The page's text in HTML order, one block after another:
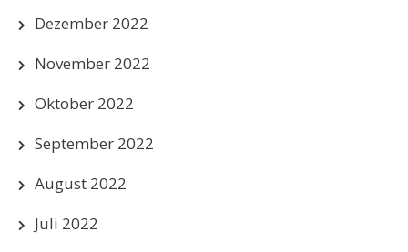
Dezember 2022
November 2022
Oktober 2022
September 2022
August 2022
Juli 2022